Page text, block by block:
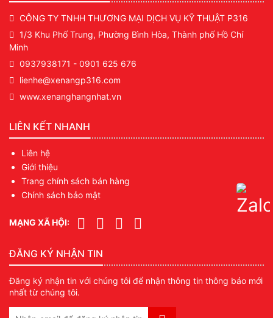
CÔNG TY TNHH THƯƠNG MẠI DỊCH VỤ KỸ THUẬT P316
1/3 Khu Phố Trung, Phường Bình Hòa, Thành phố Hồ Chí
Minh
0937938171 - 0901 625 676
lienhe@xenangp316.com
www.xenanghangnhat.vn
LIÊN KẾT NHANH
Liên hệ
Giới thiệu
Trang chính sách bán hàng
Chính sách bảo mật
MẠNG XÃ HỘI:
ĐĂNG KÝ NHẬN TIN
Đăng ký nhận tin với chúng tôi để nhận thông tin thông báo mới
nhất từ chúng tôi.